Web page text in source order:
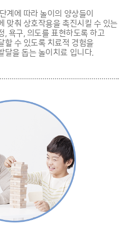
계에 따라 놀이의 양상들이
맞춰 상호작용을 촉진시킬 수 있는
, 욕구, 의도를 표현하도록 하고
할 수 있도록 치료적 경험을
달을 돕는 놀이치료 입니다.